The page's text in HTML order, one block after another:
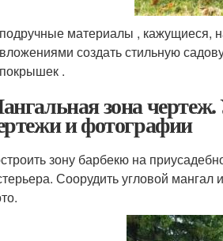
подручные материалы , кажущиеся,
вложениями создать стильную
покрышек .
зона
и фотографии
зону барбекю на
Соорудить угловой